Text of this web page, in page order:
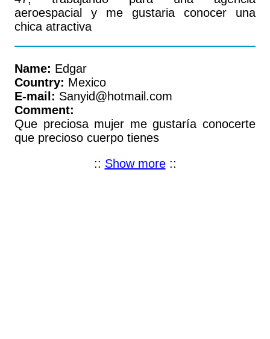
aeroespacial y me gustaria conocer una
chica atractiva
Name: Edgar
Country: Mexico
E-mail: Sanyid@hotmail.com
Comment:
Que preciosa mujer me gustaría conocerte
que precioso cuerpo tienes
:: Show more::